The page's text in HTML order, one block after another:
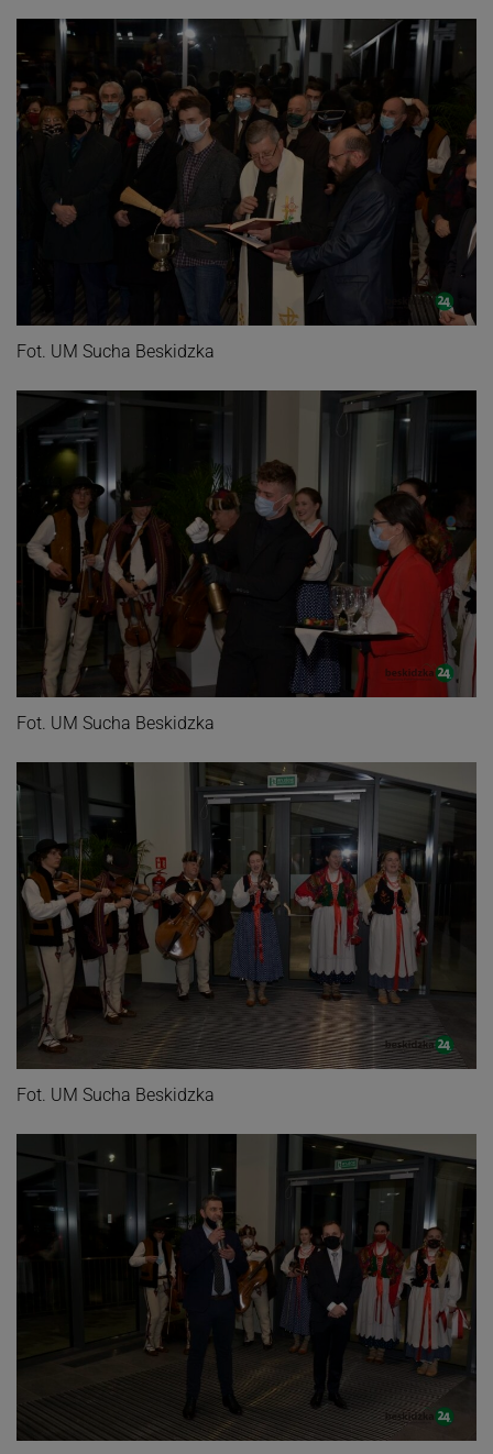
Fot. UM Sucha Beskidzka
Fot. UM Sucha Beskidzka
Fot. UM Sucha Beskidzka